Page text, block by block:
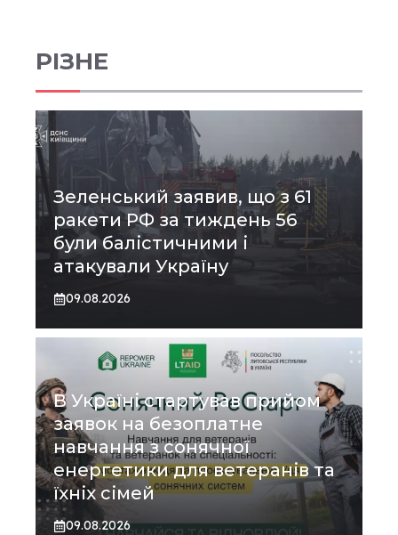
РІЗНЕ
Зеленський заявив, що з 61
ракети РФ за тиждень 56
були балістичними і
атакували Україну
09.08.2026
В Україні стартував прийом
заявок на безоплатне
навчання з сонячної
енергетики для ветеранів та
їхніх сімей
09.08.2026